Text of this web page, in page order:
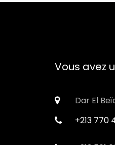
Vous avez
Dar El
+213 770